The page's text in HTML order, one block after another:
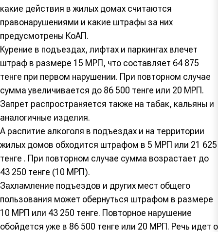
какие действия в жилых домах считаются
правонарушениями и какие штрафы за них
предусмотрены КоАП.
Курение в подъездах, лифтах и паркингах влечет
штраф в размере 15 МРП, что составляет 64 875
тенге при первом нарушении. При повторном случае
сумма увеличивается до 86 500 тенге или 20 МРП.
Запрет распространяется также на табак, кальяны и
аналогичные изделия.
А распитие алкоголя в подъездах и на территории
жилых домов обходится штрафом в 5 МРП или 21 625
тенге . При повторном случае сумма возрастает до
43 250 тенге (10 МРП).
Захламление подъездов и других мест общего
пользования может обернуться штрафом в размере
10 МРП или 43 250 тенге. Повторное нарушение
обойдется уже в 86 500 тенге или 20 МРП. Речь идет о